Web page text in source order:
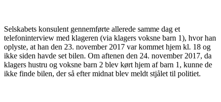
Selskabets konsulent gennemførte allerede samme dag et
telefoninterview med klageren (via klagers voksne barn 1), hvor han
oplyste, at han den 23. november 2017 var kommet hjem kl. 18 og
ikke siden havde set bilen. Om aftenen den 24. november 2017, da
klagers hustru og voksne barn 2 blev kørt hjem af barn 1, kunne de
ikke finde bilen, der så efter midnat blev meldt stjålet til politiet.